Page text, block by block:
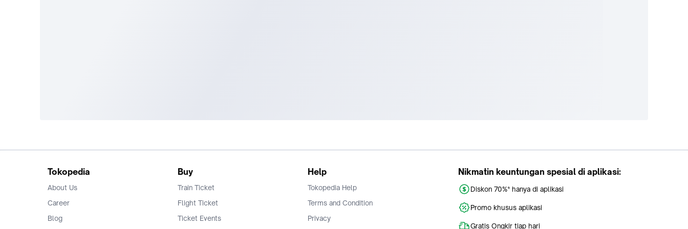
Tokopedia
About Us
Career
Blog
Buy
Train Ticket
Flight Ticket
Ticket Events
Help
Tokopedia Help
Terms and Condition
Privacy
Nikmatin keuntungan spesial di aplikasi:
Diskon 70%* hanya di aplikasi
Promo khusus aplikasi
Gratis Ongkir tiap hari